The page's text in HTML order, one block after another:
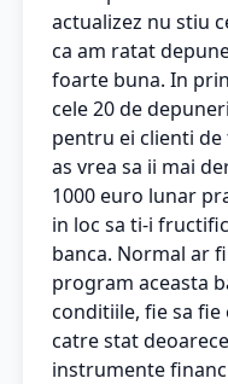
actualizez nu stiu
ca am ratat
foarte buna. In
cele 20 de
pentru ei clienti
as vrea sa ii mai
1000 euro lunar
in loc sa ti-i
banca. Normal ar
program aceasta
conditiile, fie sa
catre stat
instrumente